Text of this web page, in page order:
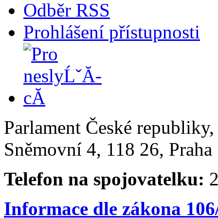
Odběr RSS
Prohlášení přístupnosti
Parlament České
Sněmovní 4, 118 26,
Telefon na spojovatelku:
Informace dle zákona